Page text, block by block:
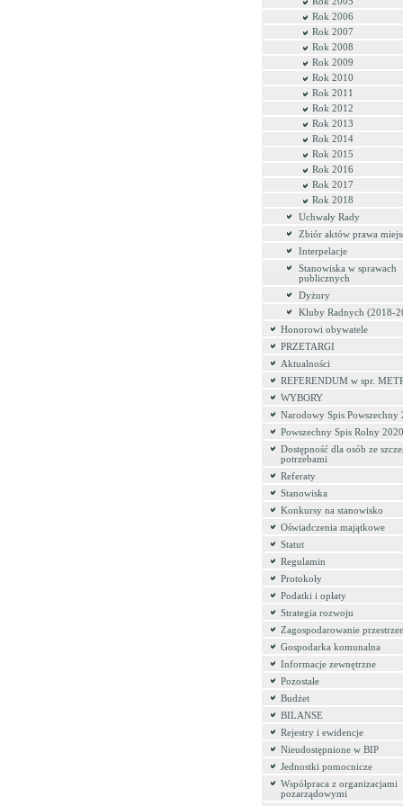
Rok 2006
Rok 2007
Rok 2008
Rok 2009
Rok 2010
Rok 2011
Rok 2012
Rok 2013
Rok 2014
Rok 2015
Rok 2016
Rok 2017
Rok 2018
Uchwały Rady
Zbiór aktów prawa
Interpelacje
Stanowiska w sprawach
publicznych
Dyżury
Kluby Radnych (2018-
Honorowi obywatele
PRZETARGI
Aktualności
REFERENDUM w spr.
WYBORY
Narodowy Spis Powszechny
Powszechny Spis Rolny 2020
Dostępność dla osób ze
potrzebami
Referaty
Stanowiska
Konkursy na stanowisko
Oświadczenia majątkowe
Statut
Regulamin
Protokoły
Podatki i opłaty
Strategia rozwoju
Zagospodarowanie
Gospodarka komunalna
Informacje zewnętrzne
Pozostałe
Budżet
BILANSE
Rejestry i ewidencje
Nieudostępnione w BIP
Jednostki pomocnicze
Współpraca z organizacjami
pozarządowymi